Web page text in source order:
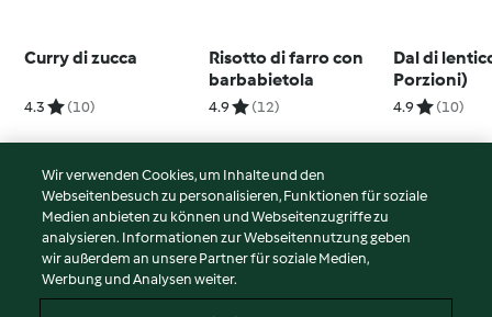
Curry di zucca
4.3 (10)
Risotto di farro con
barbabietola
4.9 (12)
Dal di
Porzioni)
4.9 (10)
© Copyright 2026
Nutzungsbedingungen
Datenschutzrichtlinien
Wir verwenden Cookies, um Inhalte und den
Webseitenbesuch zu personalisieren, Funktionen für soziale
Medien anbieten zu können und Webseitenzugriffe zu
analysieren. Informationen zur Webseitennutzung geben
wir außerdem an unsere Partner für soziale Medien,
Werbung und Analysen weiter.